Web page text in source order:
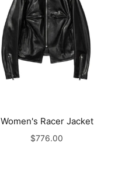
Women's Racer Jacket
$776.00